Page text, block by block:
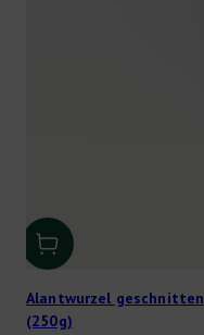
Alantwurzel geschnitten
(250g)